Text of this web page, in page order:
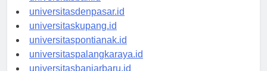
universitasbali.id
universitasdenpasar.id
universitaskupang.id
universitaspontianak.id
universitaspalangkaraya.id